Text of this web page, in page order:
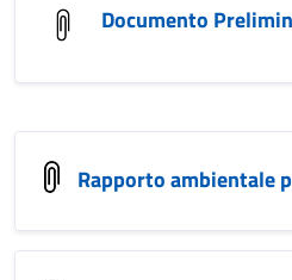
Documento
Rapporto ambientale